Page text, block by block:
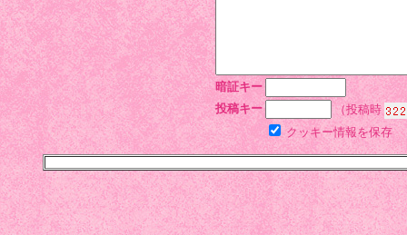
暗証キー
投稿キー
（投稿時
クッキー情報を保存